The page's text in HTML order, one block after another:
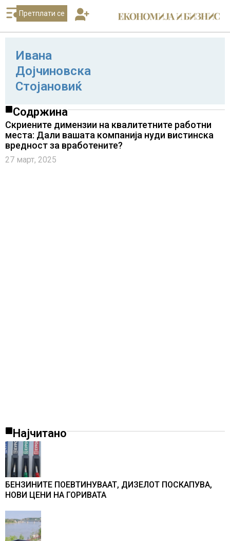
Претплати се
Ивана
Дојчиновска
Стојановиќ
Содржина
Скриените димензии на квалитетните работни
места: Дали вашата компанија нуди вистинска
вредност за вработените?
27 март, 2025
Најчитано
БЕНЗИНИТЕ ПОЕВТИНУВААТ, ДИЗЕЛОТ ПОСКАПУВА,
НОВИ ЦЕНИ НА ГОРИВАТА